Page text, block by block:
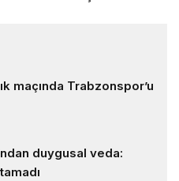
maçında Trabzonspor’u
duygusal veda: